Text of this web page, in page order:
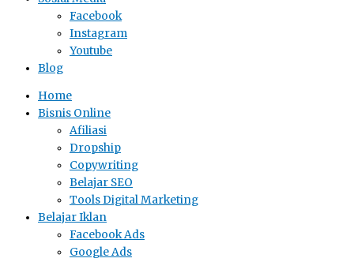
Facebook
Instagram
Youtube
Blog
Home
Bisnis Online
Afiliasi
Dropship
Copywriting
Belajar SEO
Tools Digital Marketing
Belajar Iklan
Facebook Ads
Google Ads